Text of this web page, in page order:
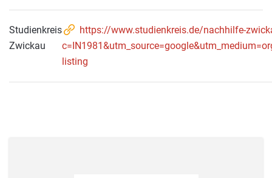
Studienkreis
Zwickau
https://www.studienkreis.de/nachhilfe-
listing